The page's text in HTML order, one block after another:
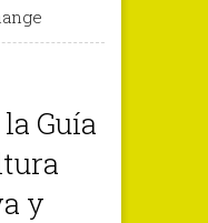
Guía
y